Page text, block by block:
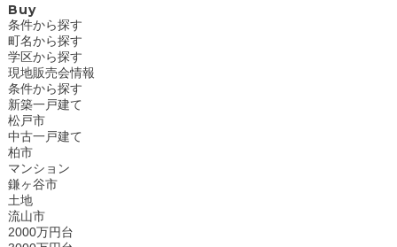
Buy
条件から探す
町名から探す
学区から探す
現地販売会情報
条件から探す
新築一戸建て
松戸市
中古一戸建て
柏市
マンション
鎌ヶ谷市
土地
流山市
2000万円台